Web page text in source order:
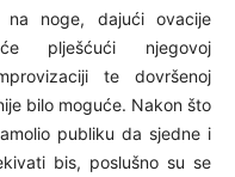
noge, dajući ovacije
plješćući njegovoj
te dovršenoj
bilo moguće. Nakon što
publiku da sjedne i
bis, poslušno su se